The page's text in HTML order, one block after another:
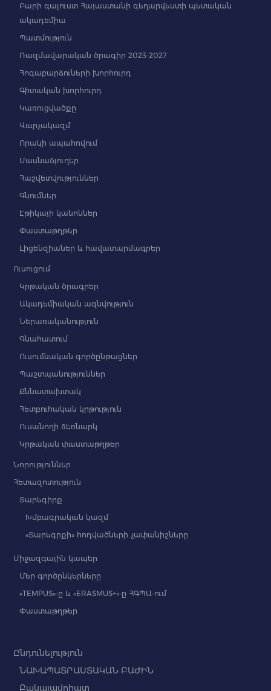
Բարի գալուստ Հայաստանի գեղարվեստի պետական
ակադեմիա
Պատմություն
Ռազմավարական ծրագիր 2023-2027
Հոգաբարձուների խորհուրդ
Գիտական խորհուրդ
Կառուցվածքը
Վարչակազմ
Որակի ապահովում
Մասնաճյուղեր
Հաշվետվություններ
Գնումներ
Էթիկայի կանոններ
Փաստաթղթեր
Լիցենզիաներ և հավատարմագրեր
Ուսուցում
Կրթական ծրագրեր
Ակադեմիական ազնվություն
Ներառականություն
Գնահատում
Ուսումնական գործընթացներ
Պաշտպանություններ
Քննատախտակ
Հետբուհական կրթություն
Ուսանողի ձեռնարկ
Կրթական փաստաթղթեր
Նորություններ
Հետազոտություն
Տարեգիրք
Խմբագրական կազմ
«Տարեգրքի» հոդվածների չափանիշները
Միջազգային կապեր
Մեր գործընկերները
«TEMPUS»-ը և «ERASMUS+»-ը ՀԳՊԱ-ում
Փաստաթղթեր
Ընդունելություն
ՆԱԽԱՊԱՏՐԱՍՏԱԿԱՆ ԲԱԺԻՆ
Բակալավրիատ